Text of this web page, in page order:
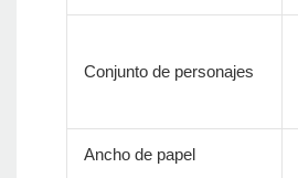
Conjunto de personajes
Ancho de papel